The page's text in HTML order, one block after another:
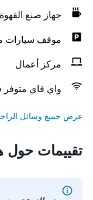
جهاز صنع
موقف سيارات
مركز أعمال
واي فاي متوفر
عرض جميع وسائل الراحة
تقييمات حول